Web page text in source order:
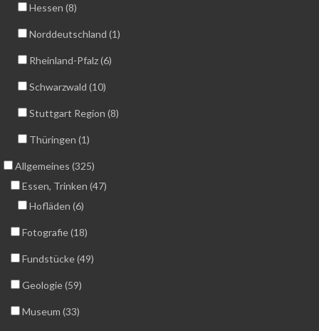
Hessen (8)
Norddeutschland (1)
Rheinland-Pfalz (6)
Schwarzwald (10)
Stuttgart Region (8)
Thüringen (1)
Allgemeines (325)
Essen, Trinken (47)
Hofläden (6)
Fotografie (18)
Fundstücke (49)
Geologie (59)
Museum (33)